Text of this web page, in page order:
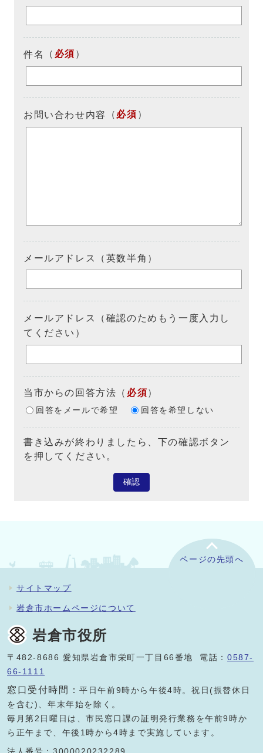
件名 （ 必須 ）
お問い合わせ内容 （ 必須 ）
メールアドレス（英数半角）
メールアドレス（確認のためもう一度入力し
てください）
当市からの回答方法 （ 必須）
回答をメールで希望 回答を希望しない
書き込みが終わりましたら、下の確認ボタン
を押してください。
確認
ページの先頭へ
サイトマップ
岩倉市ホームページについて
岩倉市役所
〒482-8686 愛知県岩倉市栄町一丁目66番地 電話：0587-
66-1111
窓口受付時間：平日午前9時から午後4時。祝日(振替休日
を含む)、年末年始を除く。
毎月第2日曜日は、市民窓口課の証明発行業務を午前9時か
ら正午まで、午後1時から4時まで実施しています。